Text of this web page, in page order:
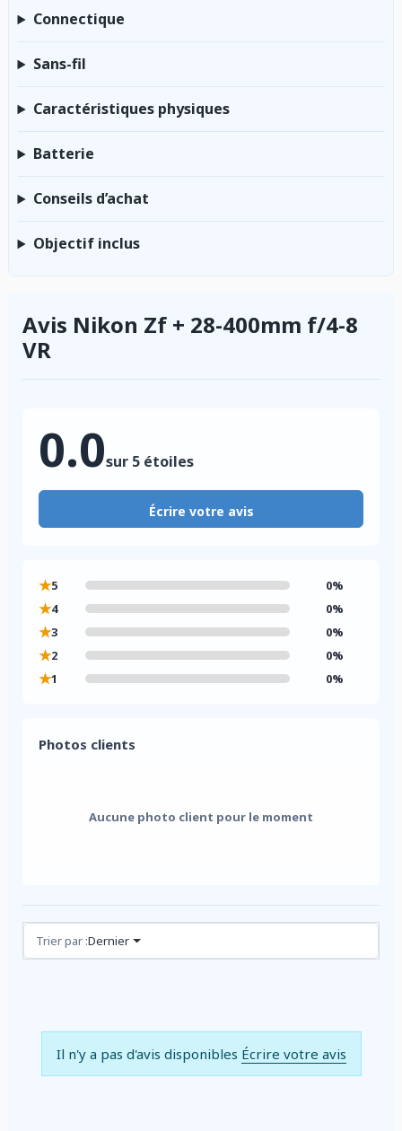
Connectique
Sans-fil
Caractéristiques physiques
Batterie
Conseils d’achat
Objectif inclus
Avis Nikon Zf + 28-400mm f/4-8
VR
0.0sur 5 étoiles
Écrire votre avis
★5 0%
★4 0%
★3 0%
★2 0%
★1 0%
Photos clients
Aucune photo client pour le moment
Avis (0)
Trier par :Dernier
Il n'y a pas d'avis disponibles Écrire votre avis